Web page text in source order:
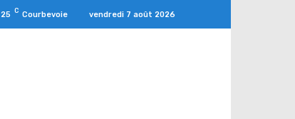
25 C Courbevoie vendredi 7 août 2026